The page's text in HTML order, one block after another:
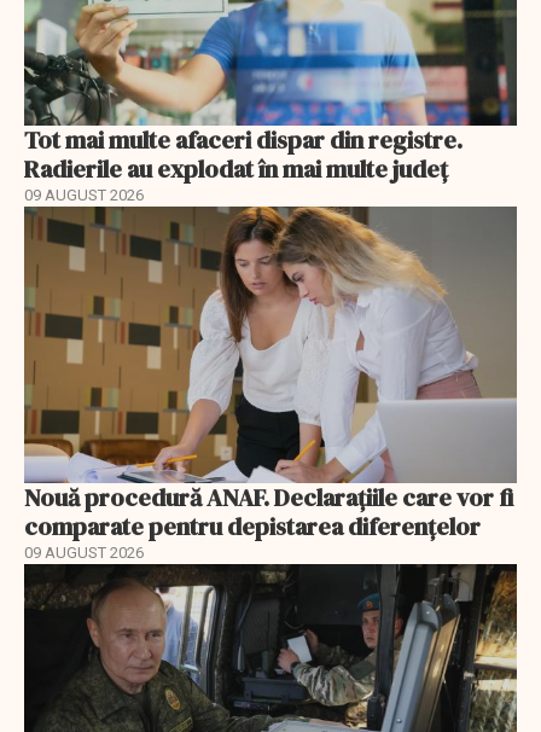
Tot mai multe afaceri dispar din registre.
Radierile au explodat în mai multe județ
09 AUGUST 2026
Nouă procedură ANAF. Declarațiile care vor fi
comparate pentru depistarea diferențelor
09 AUGUST 2026